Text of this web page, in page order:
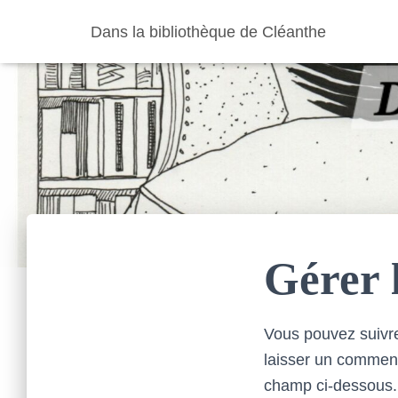
Dans la bibliothèque de Cléanthe
Gérer
Vous pouvez
laisser un
champ ci-dessous.